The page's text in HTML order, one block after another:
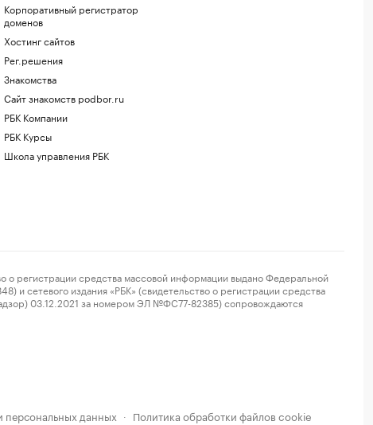
Корпоративный регистратор
доменов
Хостинг сайтов
Рег.решения
Знакомства
Сайт знакомств podbor.ru
РБК Компании
РБК Курсы
Школа управления РБК
средства массовой информации выдано Федеральной
сетевого издания «РБК» (свидетельство о регистрации средства
03.12.2021 за номером ЭЛ №ФС77-82385) сопровождаются
персональных данных · Политика обработки файлов cookie